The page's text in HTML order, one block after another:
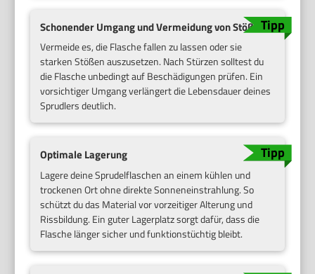
Schonender Umgang und Vermeidung von Stößen
Vermeide es, die Flasche fallen zu lassen oder sie
starken Stößen auszusetzen. Nach Stürzen solltest du
die Flasche unbedingt auf Beschädigungen prüfen. Ein
vorsichtiger Umgang verlängert die Lebensdauer deines
Sprudlers deutlich.
Optimale Lagerung
Lagere deine Sprudelflaschen an einem kühlen und
trockenen Ort ohne direkte Sonneneinstrahlung. So
schützt du das Material vor vorzeitiger Alterung und
Rissbildung. Ein guter Lagerplatz sorgt dafür, dass die
Flasche länger sicher und funktionstüchtig bleibt.